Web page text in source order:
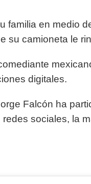
familia en medio
su camioneta le
digitales.
Falcón ha
sociales, la